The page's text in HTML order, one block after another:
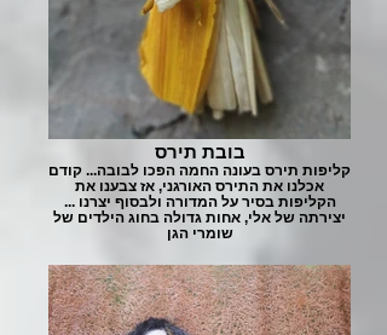
בובת תירס
קליפות תירס בעונה החמה הפכו לבובה... קודם
אכלנו את התירס האורגני, אז צבענו את
הקליפות בסיר על המדורה ולבסוף יצרנו ...
יצירתה של אלי, אחות גדולה בחוג הילדים של
שומרי הגן